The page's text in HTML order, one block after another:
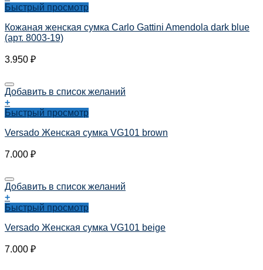
Быстрый просмотр
Кожаная женская сумка Carlo Gattini Amendola dark blue
(арт. 8003-19)
3.950 ₽
Добавить в список желаний
+
Быстрый просмотр
Versado Женская сумка VG101 brown
7.000 ₽
Добавить в список желаний
+
Быстрый просмотр
Versado Женская сумка VG101 beige
7.000 ₽